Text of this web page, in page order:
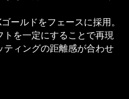
ールドをフェースに採用。
トを一定にすることで再現
ティングの距離感が合わせ